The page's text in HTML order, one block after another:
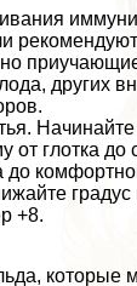
других
от глотка до
до
+8.
которые